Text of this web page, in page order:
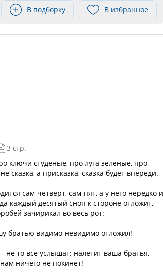
В подборку В избранное
3 стр.
ключи студеные, про луга зеленые, про
а присказка, сказка будет впереди.
сам-четверт, сам-пят, а у него нередко и
каждый десятый сноп к стороне отложит,
зачирикал во весь рот:
братью видимо-невидимо отложил!
то все услышат: налетит ваша братья,
ничего не покинет!